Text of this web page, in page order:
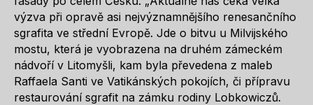
výzva při opravě asi nejvýznamnějšího renesančního
sgrafita ve střední Evropě. Jde o bitvu u Milvijského
mostu, která je vyobrazena na druhém zámeckém
nádvoří v Litomyšli, kam byla převedena z maleb
Raffaela Santi ve Vatikánských pokojích, či přípravu
restaurování sgrafit na zámku rodiny Lobkowiczů.